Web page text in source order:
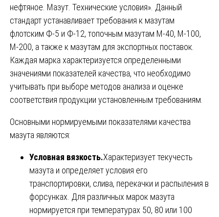
нефтяное. Мазут. Технические условия». Данный
стандарт устанавливает требования к мазутам
флотским Ф-5 и Ф-12, топочным мазутам М-40, М-100,
М-200, а также к мазутам для экспортных поставок.
Каждая марка характеризуется определенными
значениями показателей качества, что необходимо
учитывать при выборе методов анализа и оценке
соответствия продукции установленным требованиям.
Основными нормируемыми показателями качества
мазута являются:
Условная вязкость.Характеризует текучесть
мазута и определяет условия его
транспортировки, слива, перекачки и распыления в
форсунках. Для различных марок мазута
нормируется при температурах 50, 80 или 100